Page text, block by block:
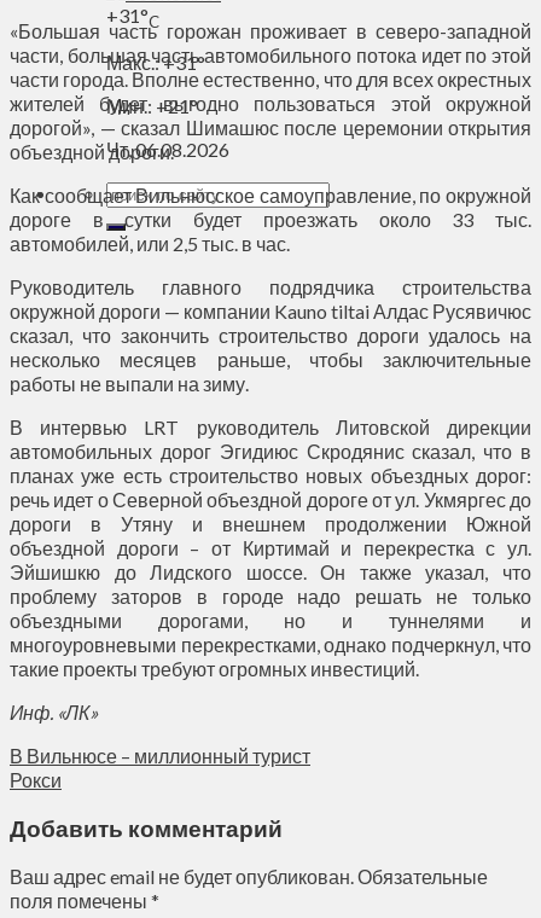
+31°C
Макс.:+31°
Мин.: +21°
Чт, 06.08.2026
«Большая часть горожан проживает в северо-западной
части, большая часть автомобильного потока идет по этой
части города. Вполне естественно, что для всех окрестных
жителей будет выгодно пользоваться этой окружной
дорогой», — сказал Шимашюс после церемонии открытия
объездной дороги.
Как сообщает Вильнюсское самоуправление, по окружной
дороге в сутки будет проезжать около 33 тыс.
автомобилей, или 2,5 тыс. в час.
Руководитель главного подрядчика строительства
окружной дороги — компании Kauno tiltai Алдас Русявичюс
сказал, что закончить строительство дороги удалось на
несколько месяцев раньше, чтобы заключительные
работы не выпали на зиму.
В интервью LRT руководитель Литовской дирекции
автомобильных дорог Эгидиюс Скродянис сказал, что в
планах уже есть строительство новых объездных дорог:
речь идет о Северной объездной дороге от ул. Укмяргес до
дороги в Утяну и внешнем продолжении Южной
объездной дороги – от Киртимай и перекрестка с ул.
Эйшишкю до Лидского шоссе. Он также указал, что
проблему заторов в городе надо решать не только
объездными дорогами, но и туннелями и
многоуровневыми перекрестками, однако подчеркнул, что
такие проекты требуют огромных инвестиций.
Инф. «ЛК»
В Вильнюсе – миллионный турист
Рокси
Добавить комментарий
Ваш адрес email не будет опубликован.Обязательные
поля помечены *